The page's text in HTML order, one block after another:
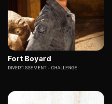
Fort Boyard
DIVERTISSEMENT CHALLENGE